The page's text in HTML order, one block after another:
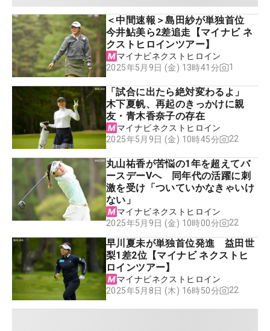
＜中間速報＞島田紗が単独首位
今井鮎美ら2差追走【マイナビ ネ
クストヒロインツアー】
マイナビネクストヒロイン
2025年5月9日 (金) 13時41分
1
「試合に出たら絶対変わるよ」
木下夏帆、再起のきっかけに親
友・青木香奈子の存在
マイナビネクストヒロイン
2025年5月9日 (金) 10時45分
22
丸山祐香が苦悩の1年を超えてバ
ースデーVへ 同年代の活躍に刺
激を受け「ついていかなきゃいけ
ない」
マイナビネクストヒロイン
2025年5月9日 (金) 10時00分
22
早川夏未が単独首位発進 益田世
梨1差2位【マイナビ ネクストヒ
ロインツアー】
マイナビネクストヒロイン
2025年5月8日 (木) 16時50分
22